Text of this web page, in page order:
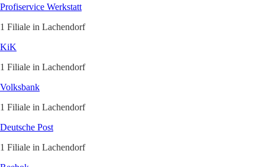
Profiservice Werkstatt
1 Filiale in Lachendorf
KiK
1 Filiale in Lachendorf
Volksbank
1 Filiale in Lachendorf
Deutsche Post
1 Filiale in Lachendorf